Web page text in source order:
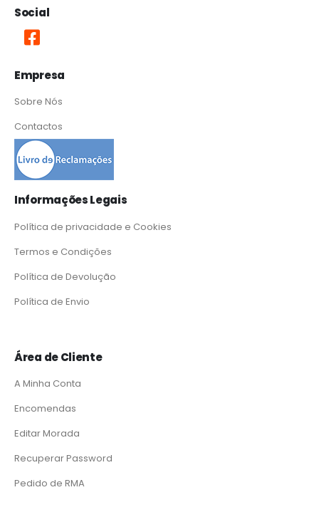
Social
Empresa
Sobre Nós
Contactos
Informações Legais
Política de privacidade e Cookies
Termos e Condições
Política de Devolução
Política de Envio
Área de Cliente
A Minha Conta
Encomendas
Editar Morada
Recuperar Password
Pedido de RMA